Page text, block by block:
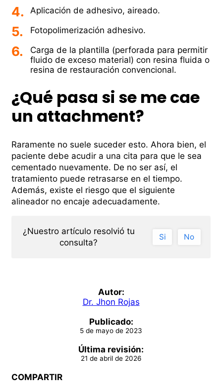
Aplicación de adhesivo, aireado.
Fotopolimerización adhesivo.
Carga de la plantilla (perforada para permitir
fluido de exceso material) con resina fluida o
resina de restauración convencional.
¿Qué pasa si se me cae
un attachment?
Raramente no suele suceder esto. Ahora bien, el
paciente debe acudir a una cita para que le sea
cementado nuevamente. De no ser así, el
tratamiento puede retrasarse en el tiempo.
Además, existe el riesgo que el siguiente
alineador no encaje adecuadamente.
¿Nuestro artí­culo resolvió tu
consulta?
Si No
Autor:
Dr. Jhon Rojas
Publicado:
5 de mayo de 2023
Última revisión:
21 de abril de 2026
COMPARTIR